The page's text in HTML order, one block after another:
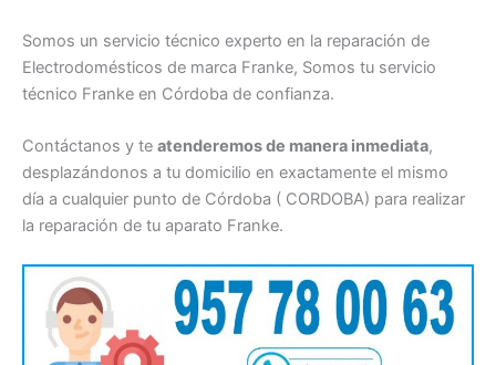
Somos un servicio técnico experto en la reparación de
Electrodomésticos de marca Franke, Somos tu servicio
técnico Franke en Córdoba de confianza.
Contáctanos y te atenderemos de manera inmediata,
desplazándonos a tu domicilio en exactamente el mismo
día a cualquier punto de Córdoba ( CORDOBA) para realizar
la reparación de tu aparato Franke.